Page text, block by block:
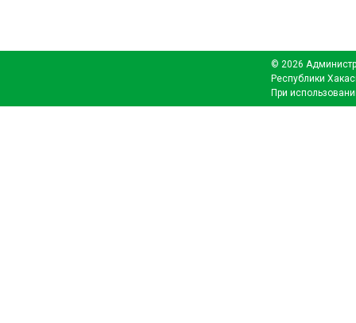
© 2026
Республики
При